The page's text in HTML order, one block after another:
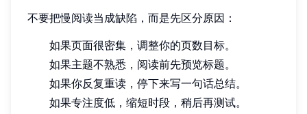
不要把慢阅读当成缺陷，而是先区分原因：
如果页面很密集，调整你的页数目标。
如果主题不熟悉，阅读前先预览标题。
如果你反复重读，停下来写一句话总结。
如果专注度低，缩短时段，稍后再测试。